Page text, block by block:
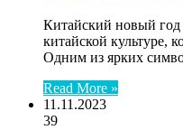
Китайский новый
китайской культуре,
Одним из ярких
Read More »
11.11.2023
39